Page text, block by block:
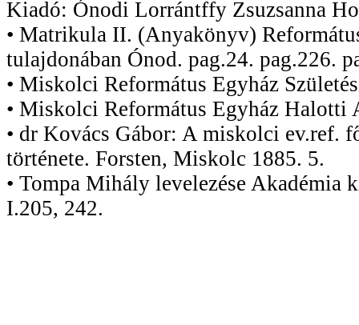
Kiadó: Ónodi Lorrántffy Zsuzsanna
• Matrikula II. (Anyakönyv)
tulajdonában Ónod. pag.24. pag.226.
• Miskolci Református Egyház
• Miskolci Református Egyház Halotti
• dr Kovács Gábor: A miskolci ev.ref.
története. Forsten, Miskolc 1885. 5.
• Tompa Mihály levelezése Akadémia
I.205, 242.